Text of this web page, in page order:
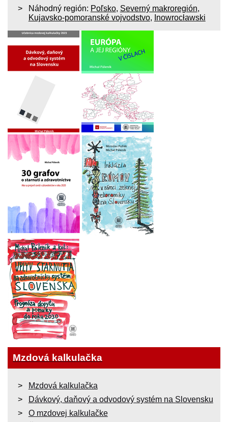
Náhodný región: Poľsko, Severný makroregión,
Kujavsko-pomoranské vojvodstvo, Inowrocławski
Mzdová kalkulačka
Mzdová kalkulačka
Dávkový, daňový a odvodový systém na Slovensku
O mzdovej kalkulačke